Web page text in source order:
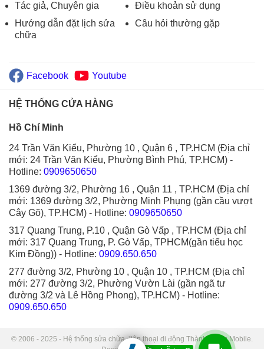
Tác giả, Chuyên gia
Hướng dẫn đặt lịch sửa
chữa
Điều khoản sử dụng
Câu hỏi thường gặp
Facebook Youtube
HỆ THỐNG CỬA HÀNG
Hồ Chí Minh
24 Trần Văn Kiểu, Phường 10 , Quận 6 , TP.HCM (Địa chỉ
mới: 24 Trần Văn Kiểu, Phường Bình Phú, TP.HCM) -
Hotline: 0909650650
1369 đường 3/2, Phường 16 , Quận 11 , TP.HCM (Địa chỉ
mới: 1369 đường 3/2, Phường Minh Phụng (gần cầu vượt
Cây Gõ), TP.HCM) - Hotline: 0909650650
317 Quang Trung, P.10 , Quận Gò Vấp , TP.HCM (Địa chỉ
mới: 317 Quang Trung, P. Gò Vấp, TPHCM(gần tiểu học
Kim Đồng)) - Hotline: 0909.650.650
277 đường 3/2, Phường 10 , Quận 10 , TP.HCM (Địa chỉ
mới: 277 đường 3/2, Phường Vườn Lài (gần ngã tư
đường 3/2 và Lê Hồng Phong), TP.HCM) - Hotline:
0909.650.650
© 2006 - 2025 - Hệ thống sửa chữa điện thoại di động Thành Trung Mobile.